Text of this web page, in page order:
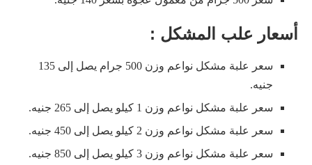
أسعار علب المشكل :
سعر علبة مشكل نواعم وزن 500 جرام يصل إلى 135
جنيه.
سعر علبة مشكل نواعم وزن 1 كيلو يصل إلى 265 جنيه.
سعر علبة مشكل نواعم وزن 2 كيلو يصل إلى 450 جنيه.
سعر علبة مشكل نواعم وزن 3 كيلو يصل إلى 850 جنيه.